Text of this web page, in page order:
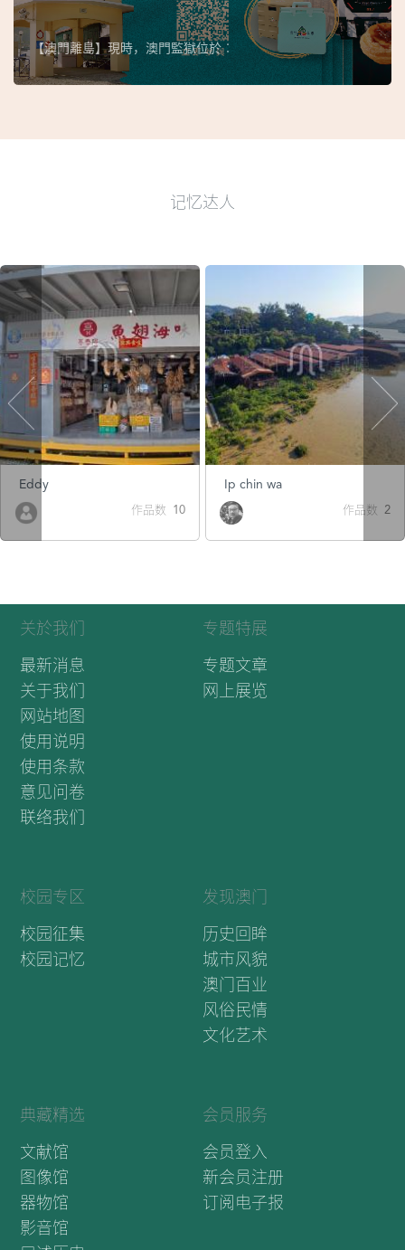
【澳門離島】現時，澳門監獄位於︰
记忆达人
Eddy
作品数 10
Ip chin wa
作品数 2
关於我们
最新消息
关于我们
网站地图
使用说明
使用条款
意见问卷
联络我们
专题特展
专题文章
网上展览
校园专区
校园征集
校园记忆
发现澳门
历史回眸
城市风貌
澳门百业
风俗民情
文化艺术
典藏精选
文献馆
图像馆
器物馆
影音馆
会员服务
会员登入
新会员注册
订阅电子报